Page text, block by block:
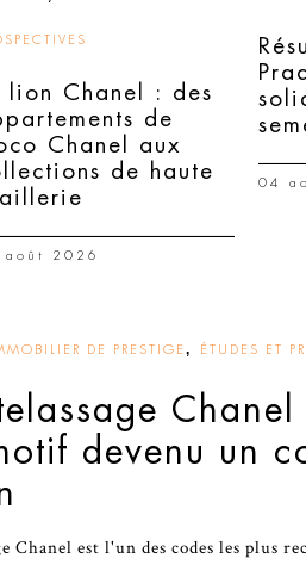
lion Chanel : des
de
Chanel aux
de haute
août 2026
04
DE PRESTIGE , ÉTUDES ET
devenu un
Chanel est l'un des codes les plus